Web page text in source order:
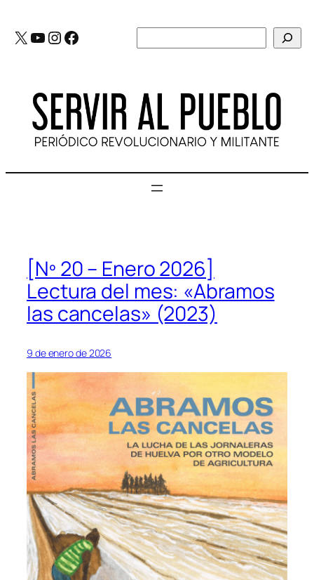
contenido
X YouTube
Instagram
Facebook
[Nº 20 – Enero 2026]
Lectura del mes: «Abramos
las cancelas» (2023)
9 de enero de 2026